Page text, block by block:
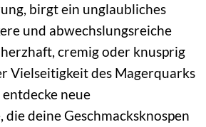
birgt ein unglaubliches
und abwechslungsreiche
herzhaft, cremig oder knusprig
Vielseitigkeit des Magerquarks
neue
deine Geschmacksknospen